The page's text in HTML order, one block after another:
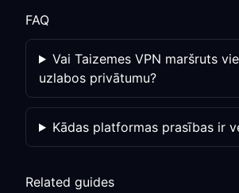
FAQ
Vai Taizemes VPN maršruts
uzlabos privātumu?
Kādas platformas prasības ir
Related guides